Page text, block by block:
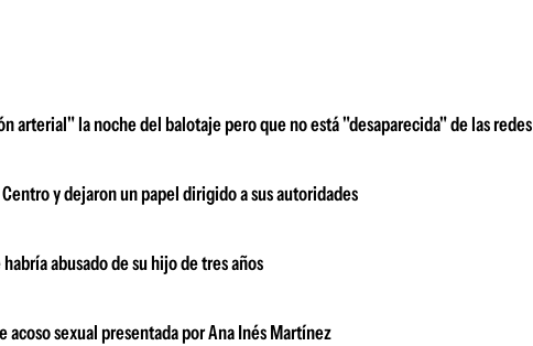
arterial" la noche del balotaje pero que no está "desaparecida" de las redes
y dejaron un papel dirigido a sus autoridades
abusado de su hijo de tres años
acoso sexual presentada por Ana Inés Martínez